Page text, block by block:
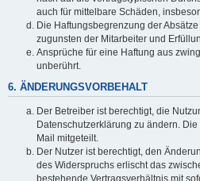
auch für mittelbare Schäden,
Die Haftungsbegrenzung der
zugunsten der Mitarbeiter und
Ansprüche für eine Haftung aus
unberührt.
6. ÄNDERUNGSVORBEHALT
Der Betreiber ist berechtigt, die
Datenschutzerklärung zu ändern.
Mail mitgeteilt.
Der Nutzer ist berechtigt, den
des Widerspruchs erlischt das
bestehende Vertragsverhältnis mit